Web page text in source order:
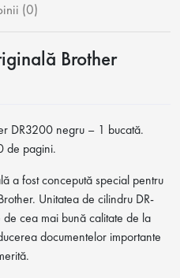
(0)
Brother
DR3200 negru – 1 bucată.
de pagini.
a fost concepută special pentru
Unitatea de cilindru DR-
cea mai bună calitate de la
documentelor importante